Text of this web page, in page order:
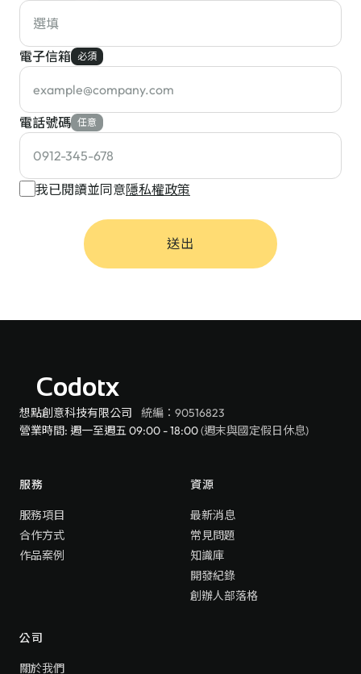
電子信箱 必須
電話號碼 任意
我已閱讀並同意隱私權政策
送出
Codotx
想點創意科技有限公司
統編：90516823
營業時間: 週一至週五 09:00 - 18:00(週末與國定假日休息)
服務
服務項目
合作方式
作品案例
資源
最新消息
常見問題
知識庫
開發紀錄
創辦人部落格
公司
關於我們